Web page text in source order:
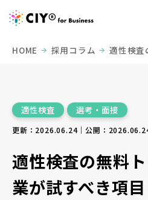
HOME 採用コラム
適性検査
適性検査 選考・面接
更新：2026.06.24｜公開：
適性検査の無料
業が試すべき項